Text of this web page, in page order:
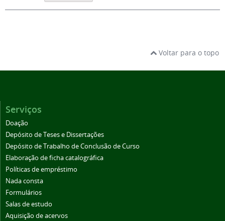
Voltar para o topo
Serviços
Doação
Depósito de Teses e Dissertações
Depósito de Trabalho de Conclusão de Curso
Elaboração de ficha catalográfica
Políticas de empréstimo
Nada consta
Formulários
Salas de estudo
Aquisição de acervos